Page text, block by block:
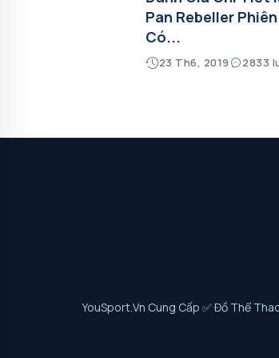
Pan Rebeller
Có...
23 Th6, 2019 2833
YouSport.vn Cung Cấp ✅ Đồ Thể